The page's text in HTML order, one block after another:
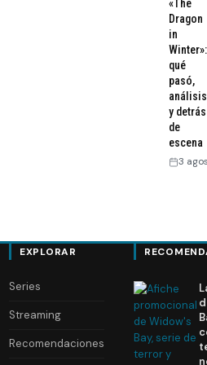
«The
Dragon
in
Winter»:
qué
pasó,
análisis
y detrás
de
escena
3
EXPLORAR
Series
Streaming
Recomendaciones